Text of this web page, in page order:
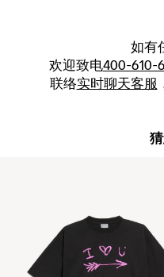
如有
欢迎致电400-610-
联络实时聊天客服